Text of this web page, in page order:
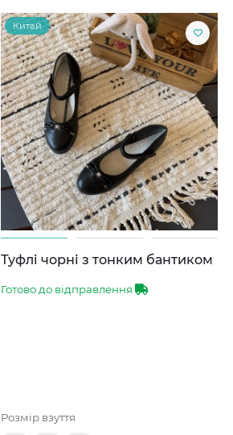
Китай
Туфлі чорні з тонким бантиком
Готово до відправлення
Розмір взуття